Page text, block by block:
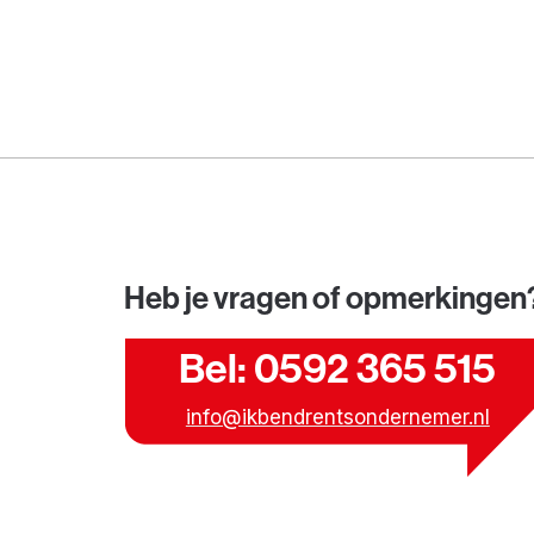
Heb je vragen of
Bel: 0592 365 515
info@ikbendrentsondernemer.nl